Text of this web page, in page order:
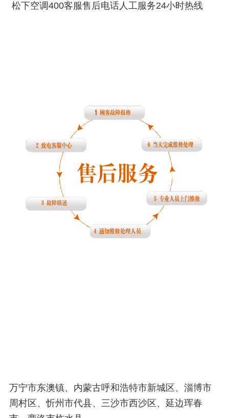
松下空调400客服售后电话人工服务24小时热线
万宁市东澳镇、内蒙古呼和浩特市新城区、淄博市
周村区、忻州市代县、三沙市西沙区、延边珲春